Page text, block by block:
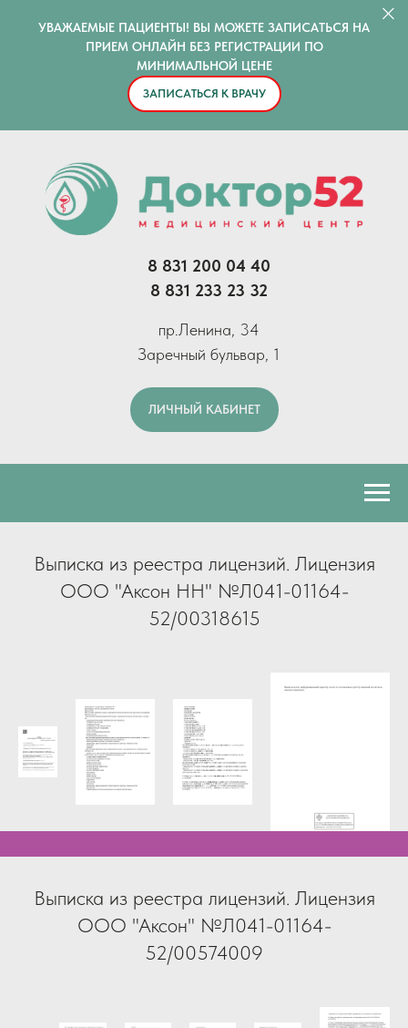
УВАЖАЕМЫЕ ПАЦИЕНТЫ! ВЫ МОЖЕТЕ ЗАПИСАТЬСЯ НА
ПРИЕМ ОНЛАЙН БЕЗ РЕГИСТРАЦИИ ПО
МИНИМАЛЬНОЙ ЦЕНЕ
ЗАПИСАТЬСЯ К ВРАЧУ
8 831 200 04 40
8 831 233 23 32
пр.Ленина, 34
Заречный бульвар, 1
ЛИЧНЫЙ КАБИНЕТ
Выписка из реестра лицензий. Лицензия
ООО "Аксон НН" №Л041-01164-
52/00318615
Выписка из реестра лицензий. Лицензия
ООО "Аксон" №Л041-01164-
52/00574009